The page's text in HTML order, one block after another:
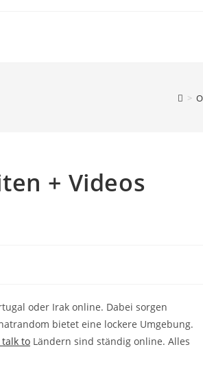
>
+ Videos
oder Irak online. Dabei sorgen
bietet eine lockere Umgebung.
talk to Ländern sind ständig online. Alles